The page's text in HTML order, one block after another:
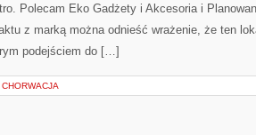
Polecam Eko Gadżety i Akcesoria i
z marką można odnieść wrażenie, że ten
podejściem do […]
CHORWACJA